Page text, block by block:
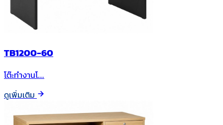
TB1200-60
โต๊ะทำงานโ…
ดูเพิ่มเติม